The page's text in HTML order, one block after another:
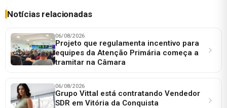
Notícias relacionadas
06/08/2026
Projeto que regulamenta incentivo para
equipes da Atenção Primária começa a
tramitar na Câmara
06/08/2026
Grupo Vittal está contratando Vendedor
SDR em Vitória da Conquista